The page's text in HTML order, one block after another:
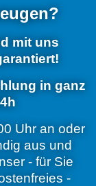
mit uns
in ganz
Uhr an oder
aus und
- für Sie
-